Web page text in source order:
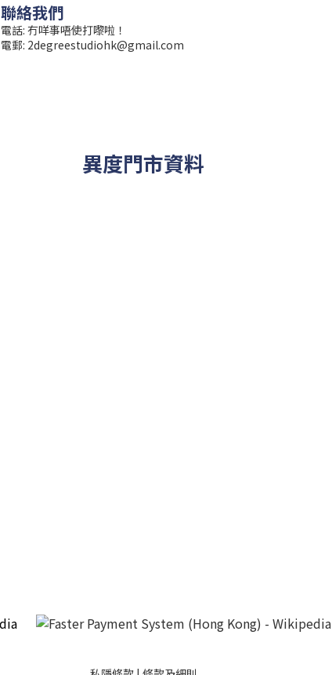
聯絡我們
電話: 冇咩事唔使打嚟啦！
電郵: 2degreestudiohk@gmail.com
異度門市資料